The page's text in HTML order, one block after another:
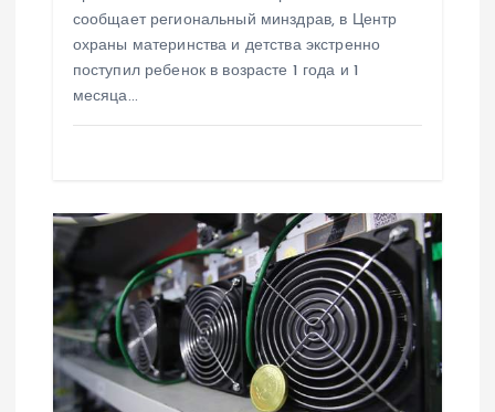
сообщает региональный минздрав, в Центр
охраны материнства и детства экстренно
поступил ребенок в возрасте 1 года и 1
месяца…